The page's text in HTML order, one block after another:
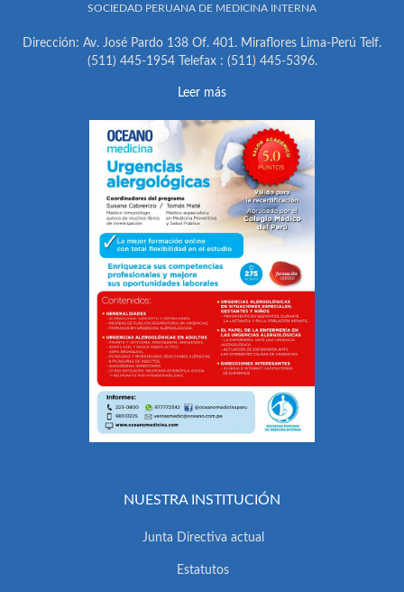
SOCIEDAD PERUANA DE MEDICINA INTERNA
Dirección: Av. José Pardo 138 Of. 401. Miraflores Lima-Perú Telf.
(511) 445-1954 Telefax : (511) 445-5396.
Leer más
NUESTRA INSTITUCIÓN
Junta Directiva actual
Estatutos